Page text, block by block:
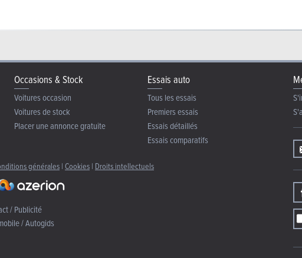
Occasions & Stock
Voitures occasion
Voitures de stock
Placer une annonce gratuite
Essais auto
Tous les essais
Premiers essais
Essais détaillés
Essais comparatifs
générales | Cookies | Droits intellectuels
/ Publicité
/ Autogids